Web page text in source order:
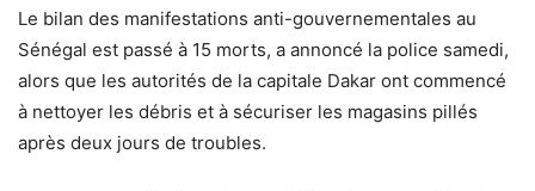
Le bilan des manifestations anti-gouvernementales au
Sénégal est passé à 15 morts, a annoncé la police samedi,
alors que les autorités de la capitale Dakar ont commencé
à nettoyer les débris et à sécuriser les magasins pillés
après deux jours de troubles.